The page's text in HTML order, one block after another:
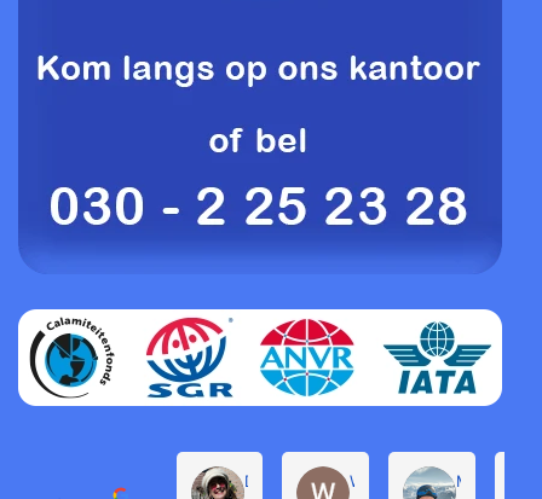
Daphne de GrootWillem Groenendijk
Michel